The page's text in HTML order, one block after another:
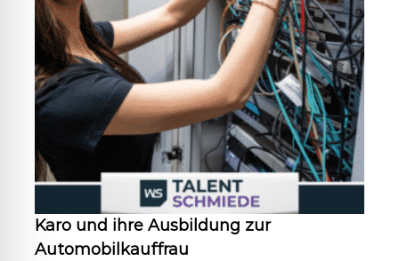
Karo und ihre Ausbildung zur
Automobilkauffrau